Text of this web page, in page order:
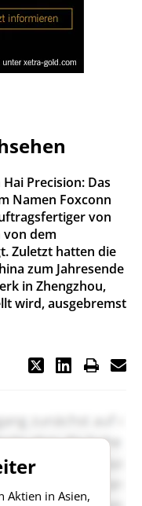
Precision: Das
Namen Foxconn
von
von dem
Zuletzt hatten die
zum Jahresende
in Zhengzhou,
wird, ausgebremst
Aktien in Asien,